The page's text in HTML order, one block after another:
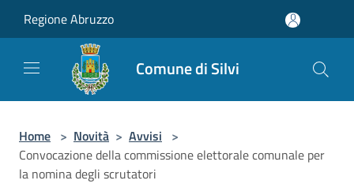
Regione Abruzzo
Comune di Silvi
Home > Novità > Avvisi >
Convocazione della commissione elettorale comunale per
la nomina degli scrutatori